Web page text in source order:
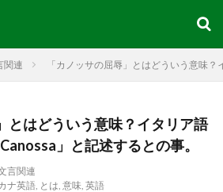
関連 「カノッサの屈辱」とはどういう意味
とはどういう意味？イタリア語
」と記述するとの事。
言関連
ナ英語, とは, 意味, 英語